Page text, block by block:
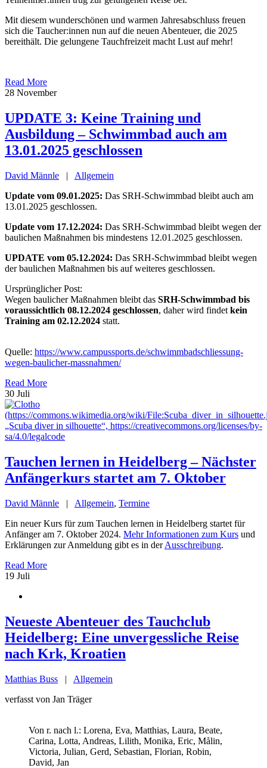
Mit diesem wunderschönen und warmen Jahresabschluss freuen
sich die Taucher:innen nun auf die neuen Abenteuer, die 2025
bereithält. Die gelungene Tauchfreizeit macht Lust auf mehr!
Read More
28 November
UPDATE 3: Keine Training und
Ausbildung – Schwimmbad auch am
13.01.2025 geschlossen
David Männle | Allgemein
Update vom 09.01.2025: Das SRH-Schwimmbad bleibt auch am
13.01.2025 geschlossen.
Update vom 17.12.2024: Das SRH-Schwimmbad bleibt wegen der
baulichen Maßnahmen bis mindestens 12.01.2025 geschlossen.
UPDATE vom 05.12.2024: Das SRH-Schwimmbad bleibt wegen
der baulichen Maßnahmen bis auf weiteres geschlossen.
Ursprünglicher Post:
Wegen baulicher Maßnahmen bleibt das SRH-Schwimmbad bis
voraussichtlich 08.12.2024 geschlossen, daher wird findet kein
Training am 02.12.2024 statt.
Quelle: https://www.campussports.de/schwimmbadschliessung-
wegen-baulicher-massnahmen/
Read More
30 Juli
Tauchen lernen in Heidelberg – Nächster
Anfängerkurs startet am 7. Oktober
David Männle | Allgemein, Termine
Ein neuer Kurs für zum Tauchen lernen in Heidelberg startet für
Anfänger am 7. Oktober 2024. Mehr Informationen zum Kurs und
Erklärungen zur Anmeldung gibt es in derAusschreibung.
Read More
19 Juli
Neueste Abenteuer des Tauchclub
Heidelberg: Eine unvergessliche Reise
nach Krk, Kroatien
Matthias Buss | Allgemein
verfasst von Jan Träger
Von r. nach l.: Lorena, Eva, Matthias, Laura, Beate,
Carina, Lotta, Andreas, Lilith, Monika, Eric, Målin,
Victoria, Julian, Gerd, Sebastian, Florian, Robin,
David, Jan